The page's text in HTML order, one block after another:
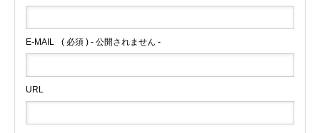
E-MAIL ( 必須 ) - 公開されません -
URL